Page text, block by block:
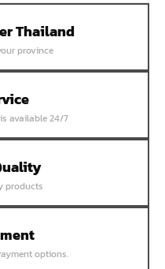
10K FF
5K FF
150P RF
300P SORF
RF
RF
RF
FF
Thailand
province
available 24/7
products
options.